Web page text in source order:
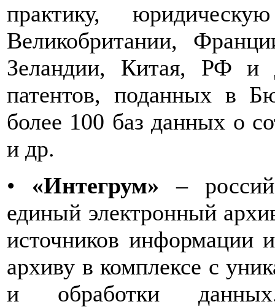
практику,
Великобритании,
Зеландии, Китая, РФ и
патентов, поданных в
более 100 баз данных о
и др.
• «Интегрум» –
единый электронный
источников информации
архиву в комплексе с
и обработки